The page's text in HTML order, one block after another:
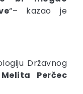
“– kazao je
Državnog
Melita
Perčec